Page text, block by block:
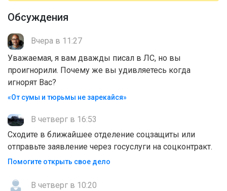
Обсуждения
Вчера в 11:27
Уважаемая, я вам дважды писал в ЛС, но вы
проигнорили. Почему же вы удивляетесь когда
игнорят Вас?
«От сумы и тюрьмы не зарекайся»
В четверг в 16:53
Сходите в ближайшее отделение соцзащиты или
отправьте заявление через госуслуги на соцконтракт.
Помогите открыть свое дело
В четверг в 10:20